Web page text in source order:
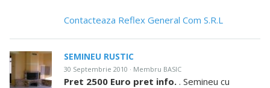
Contacteaza Reflex General Com S.R.L
SEMINEU RUSTIC
30 Septembrie 2010 · Membru BASIC
Pret 2500 Euro pret info. . Semineu cu